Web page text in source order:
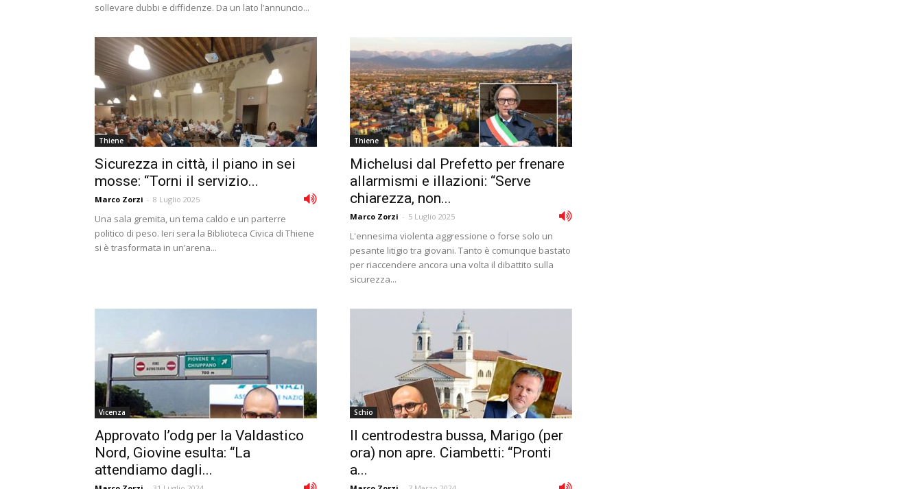
sollevare dubbi e diffidenze. Da un lato l’annuncio...
Thiene
Sicurezza in città, il piano in sei
mosse: “Torni il servizio...
Marco Zorzi - 8 Luglio 2025
Una sala gremita, un tema caldo e un parterre
politico di peso. Ieri sera la Biblioteca Civica di Thiene
si è trasformata in un’arena...
Thiene
Michelusi dal Prefetto per frenare
allarmismi e illazioni: “Serve
chiarezza, non...
Marco Zorzi - 5 Luglio 2025
L'ennesima violenta aggressione o forse solo un
pesante litigio tra giovani. Tanto è comunque bastato
per riaccendere ancora una volta il dibattito sulla
sicurezza...
Vicenza
Approvato l’odg per la Valdastico
Nord, Giovine esulta: “La
attendiamo dagli...
Schio
Il centrodestra bussa, Marigo (per
ora) non apre. Ciambetti: “Pronti
a...